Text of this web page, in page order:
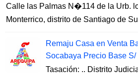
Calle las Palmas N�114 de la Urb.
Monterrico, distrito de Santiago de
Remaju Casa en Venta
Socabaya Precio Base S/
Tasación: .. Distrito